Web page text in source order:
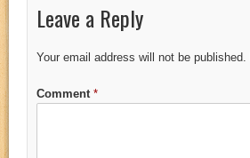
Leave a Reply
Your email address will not be published.
Comment *